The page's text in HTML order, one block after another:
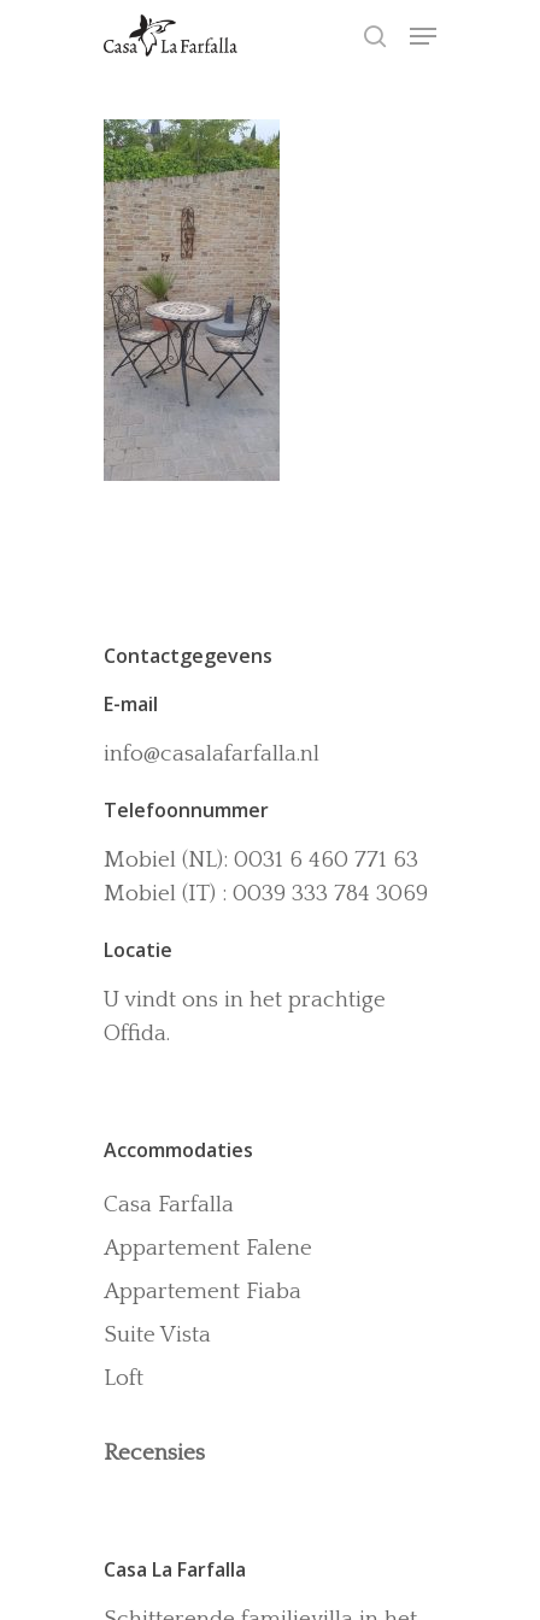
Hit enter to search or ESC to
close
Contactgegevens
E-mail
info@casalafarfalla.nl
Telefoonnummer
Mobiel (NL): 0031 6 460 771 63
Mobiel (IT) : 0039 333 784 3069
Locatie
U vindt ons in het prachtige
Offida.
Accommodaties
Casa Farfalla
Appartement Falene
Appartement Fiaba
Suite Vista
Loft
Recensies
Casa La Farfalla
Het huis
Het zwembad
Omgeving